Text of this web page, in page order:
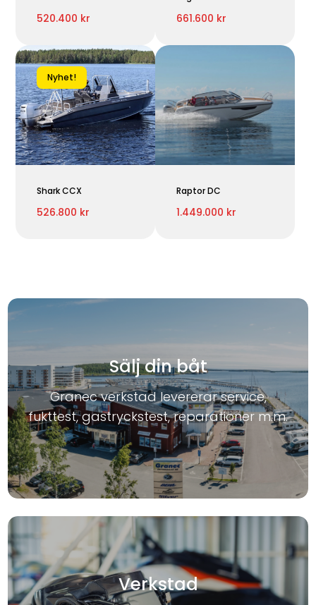
520.400 kr 661.600 kr
Nyhet!
Shark CCX
526.800 kr
Raptor DC
1.449.000 kr
Sälj din båt
Granec verkstad levererar service,
fukttest, gastryckstest, reparationer m.m.
Verkstad